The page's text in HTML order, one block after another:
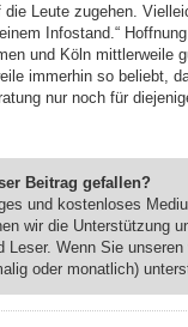
Leute zugehen.
Infostand.“
und Köln mittlerweile
immerhin so beliebt,
nur noch für
Beitrag gefallen?
und kostenloses
wir die Unterstützung
Leser. Wenn Sie unseren
oder monatlich)